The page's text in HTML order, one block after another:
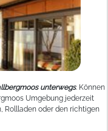
unterwegs. Können
Umgebung jederzeit
Rollladen oder den richtigen